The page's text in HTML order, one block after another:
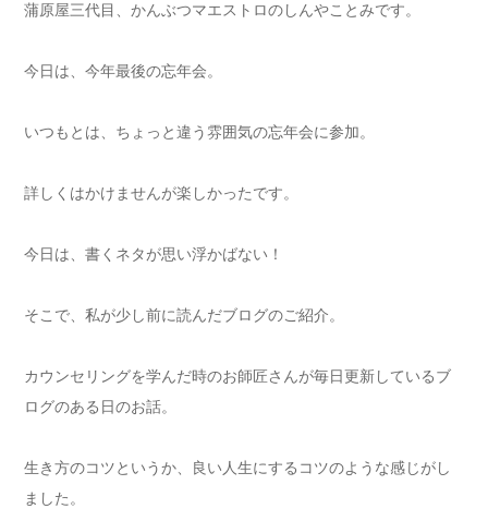
蒲原屋三代目、かんぶつマエストロのしんやことみです。
今日は、今年最後の忘年会。
いつもとは、ちょっと違う雰囲気の忘年会に参加。
詳しくはかけませんが楽しかったです。
今日は、書くネタが思い浮かばない！
そこで、私が少し前に読んだブログのご紹介。
カウンセリングを学んだ時のお師匠さんが毎日更新しているブ
ログのある日のお話。
生き方のコツというか、良い人生にするコツのような感じがし
ました。